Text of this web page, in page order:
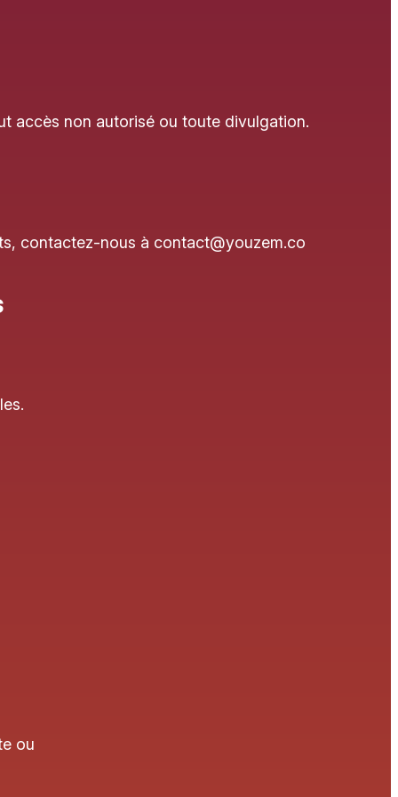
accès non autorisé ou toute divulgation.
contactez-nous à contact@youzem.co
ou